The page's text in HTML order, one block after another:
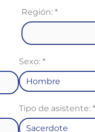
Región: *
Sexo: *
Tipo de asistente: *